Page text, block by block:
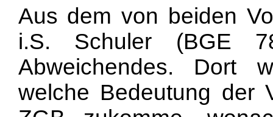
Aus dem von beiden
i.S. Schuler (BGE
Abweichendes. Dort
welche Bedeutung der